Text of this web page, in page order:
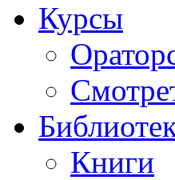
Курсы
Книги